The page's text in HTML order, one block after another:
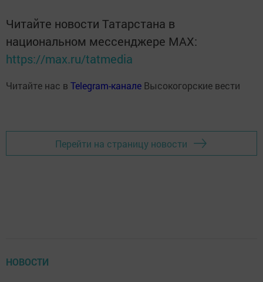
Читайте новости Татарстана в
национальном мессенджере MАХ:
https://max.ru/tatmedia
Читайте нас в Telegram-канале Высокогорские вести
Перейти на страницу новости
НОВОСТИ